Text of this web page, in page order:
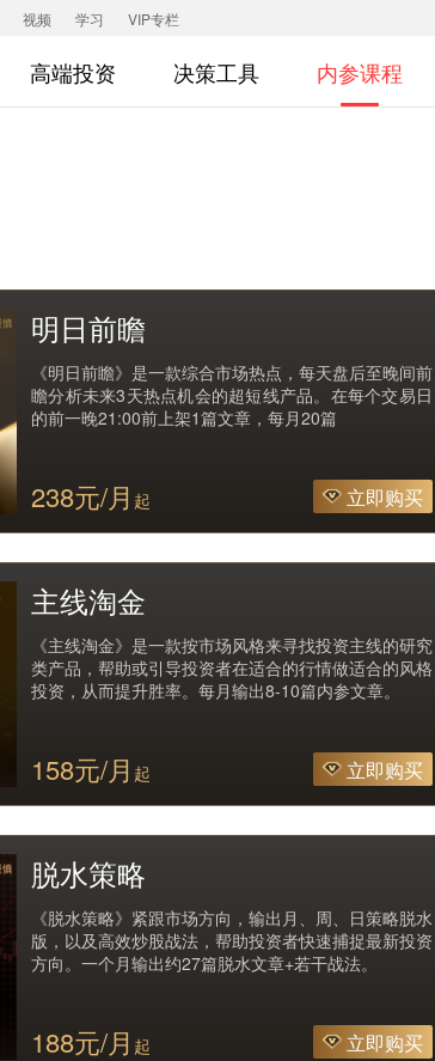
视频 学习 VIP专栏
高端投资 决策工具 内参课程
明日前瞻
《明日前瞻》是一款综合市场热点，每天盘后至晚间前
瞻分析未来3天热点机会的超短线产品。在每个交易日
的前一晚21:00前上架1篇文章，每月20篇
238元/月 起 立即购买
主线淘金
《主线淘金》是一款按市场风格来寻找投资主线的研究
类产品，帮助或引导投资者在适合的行情做适合的风格
投资，从而提升胜率。每月输出8-10篇内参文章。
158元/月 起 立即购买
脱水策略
《脱水策略》紧跟市场方向，输出月、周、日策略脱水
版，以及高效炒股战法，帮助投资者快速捕捉最新投资
方向。一个月输出约27篇脱水文章+若干战法。
188元/月 起 立即购买